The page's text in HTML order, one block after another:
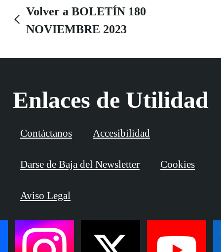
del I Congreso Nacional Semana Santa y Ciudades
Patrimonio de la Humanidad celebrado en Úbeda
(Jaén) del 27 al 29 del pasado mes de octubre.
Volver a BOLETÍN 180
NOVIEMBRE 2023
Enlaces de Utilidad
Contáctanos Accesibilidad
Darse de Baja del Newsletter Cookies
Aviso Legal